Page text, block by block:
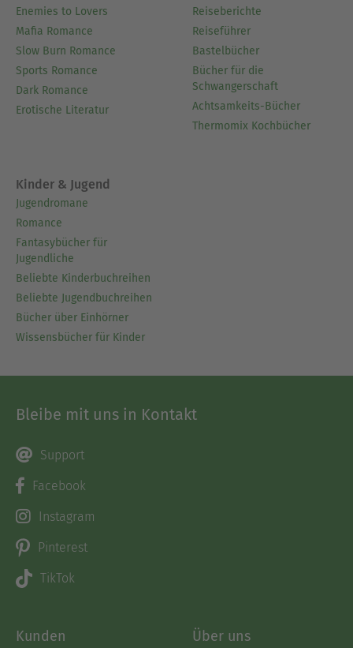
Enemies to Lovers
Mafia Romance
Slow Burn Romance
Sports Romance
Dark Romance
Erotische Literatur
Reiseberichte
Reiseführer
Bastelbücher
Bücher für die
Schwangerschaft
Achtsamkeits-Bücher
Thermomix Kochbücher
Kinder & Jugend
Jugendromane
Romance
Fantasybücher für
Jugendliche
Beliebte Kinderbuchreihen
Beliebte Jugendbuchreihen
Bücher über Einhörner
Wissensbücher für Kinder
Bleibe mit uns in Kontakt
Support
Facebook
Instagram
Pinterest
TikTok
Kunden Über uns